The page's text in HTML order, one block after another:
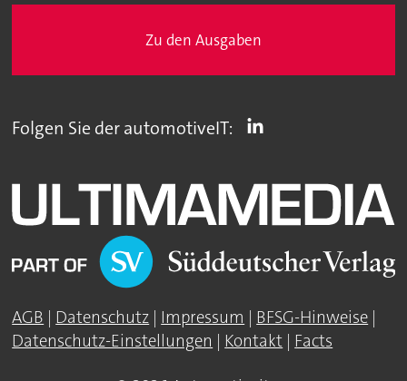
Zu den Ausgaben
Folgen Sie der automotiveIT:
AGB | Datenschutz | Impressum | BFSG-Hinweise |
Datenschutz-Einstellungen | Kontakt | Facts